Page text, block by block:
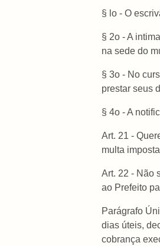
§ lo - O
§ 2o - A
na sede do
§ 3o - No
prestar seus
§ 4o - A
Art. 21 -
multa
Art. 22 - Não
ao Prefeito
Parágrafo
dias úteis,
cobrança